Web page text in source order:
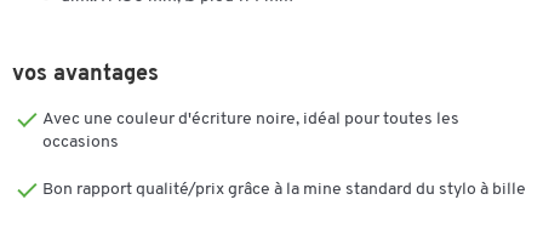
vos avantages
Avec une couleur d'écriture noire, idéal pour toutes les
occasions
Bon rapport qualité/prix grâce à la mine standard du stylo à bille